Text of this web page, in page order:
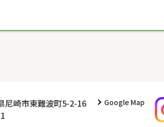
崎市東難波町5-2-16
Google Map